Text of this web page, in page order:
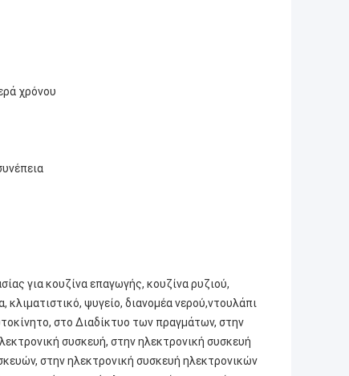
χρόνου
για κουζίνα επαγωγής, κουζίνα ρυζιού,
ψυγείο, διανομέα νερού,ντουλάπι
στο Διαδίκτυο των πραγμάτων, στην
συσκευή, στην ηλεκτρονική συσκευή
στην ηλεκτρονική συσκευή ηλεκτρονικών